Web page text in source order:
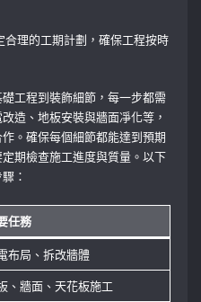
合理的工期計劃，確保工程按時
工程到裝飾細節，每一步都需
造、地板安裝與牆面凈化等，
。確保每個細節都能達到預期
期檢查施工進度與質量。以下
：
任務
布局、拆改牆體
、牆面、天花板施工